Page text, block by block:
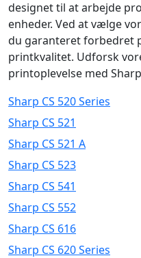
designet til at arbejde
enheder. Ved at vælge
du garanteret forbedret
printkvalitet. Udforsk
printoplevelse med
Sharp CS 520 Series
Sharp CS 521
Sharp CS 521 A
Sharp CS 523
Sharp CS 541
Sharp CS 552
Sharp CS 616
Sharp CS 620 Series